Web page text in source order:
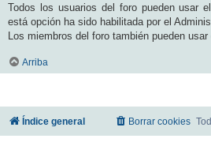
Todos los usuarios del foro pueden usar
está opción ha sido habilitada por el
Los miembros del foro también pueden usar
Arriba
Índice general Borrar cookies